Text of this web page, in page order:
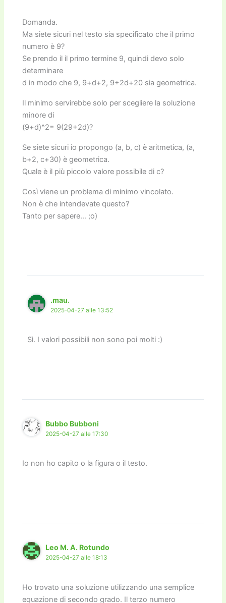
Domanda.
Ma siete sicuri nel testo sia specificato che il primo
numero è 9?
Se prendo il il primo termine 9, quindi devo solo
determinare
d in modo che 9, 9+d+2, 9+2d+20 sia geometrica.
Il minimo servirebbe solo per scegliere la soluzione
minore di
(9+d)^2= 9(29+2d)?
Se siete sicuri io propongo (a, b, c) è aritmetica, (a,
b+2, c+30) è geometrica.
Quale è il più piccolo valore possibile di c?
Così viene un problema di minimo vincolato.
Non è che intendevate questo?
Tanto per sapere… ;o)
.mau.
2025-04-27 alle 13:52
Sì. I valori possibili non sono poi molti :)
Bubbo Bubboni
2025-04-27 alle 17:30
Io non ho capito o la figura o il testo.
Leo M. A. Rotundo
2025-04-27 alle 18:13
Ho trovato una soluzione utilizzando una semplice
equazione di secondo grado. Il terzo numero